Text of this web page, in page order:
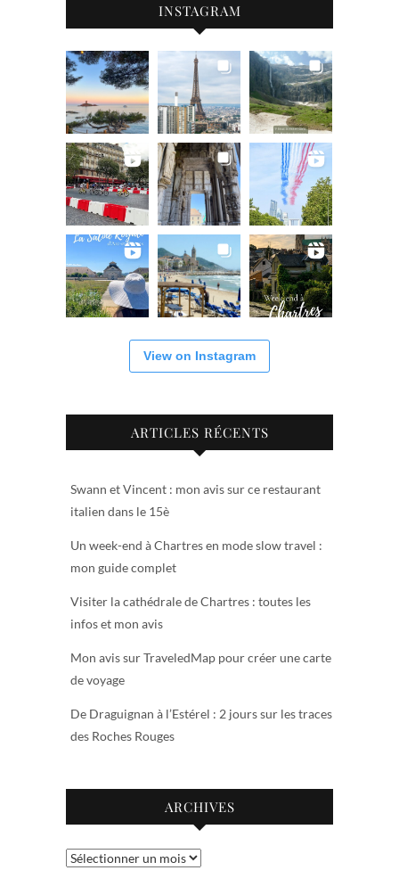
INSTAGRAM
View on Instagram
ARTICLES RÉCENTS
Swann et Vincent : mon avis sur ce restaurant
italien dans le 15è
Un week-end à Chartres en mode slow travel :
mon guide complet
Visiter la cathédrale de Chartres : toutes les
infos et mon avis
Mon avis sur TraveledMap pour créer une carte
de voyage
De Draguignan à l’Estérel : 2 jours sur les traces
des Roches Rouges
ARCHIVES
Archives